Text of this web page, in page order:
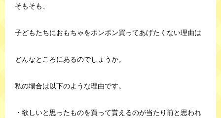
そもそも、
子どもたちにおもちゃをポンポン買ってあげたくない理由は
どんなところにあるのでしょうか。
私の場合は以下のような理由です。
・欲しいと思ったものを買って貰えるのが当たり前と思われ